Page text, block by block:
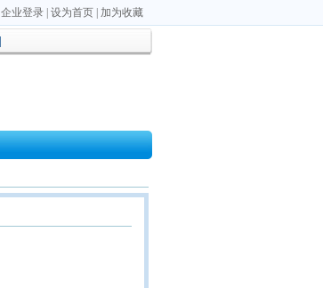
企业登录 设为首页 加为收藏